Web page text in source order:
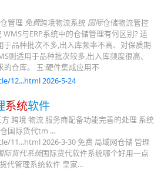
管理 免费跨境物流系统 国际仓储物流管控
与ERP系统中的仓储管理有何区别? 适
于品种批次不多,出入库频率不高、对保质期
则适用于品种批次较多,出入库频度很高、
仓库。 五:硬件集成应用不
12...html 2026-5-24
系统软件
跨境 物流 服务商配备功能完善的处理 系统
国际货代tm ...
11...html 2026-3-30 免费 局域网仓储 管理
际货代系统国际货代软件系统哪个好用一点
代管理系统软件 皇家...